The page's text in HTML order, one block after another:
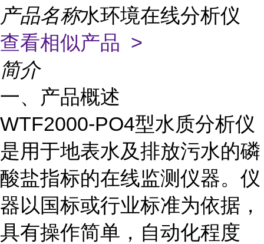
产品名称水环境在线分析仪
查看相似产品 >
简介
一、产品概述
WTF2000-PO4型水质分析仪
是用于地表水及排放污水的磷
酸盐指标的在线监测仪器。仪
器以国标或行业标准为依据，
具有操作简单，自动化程度